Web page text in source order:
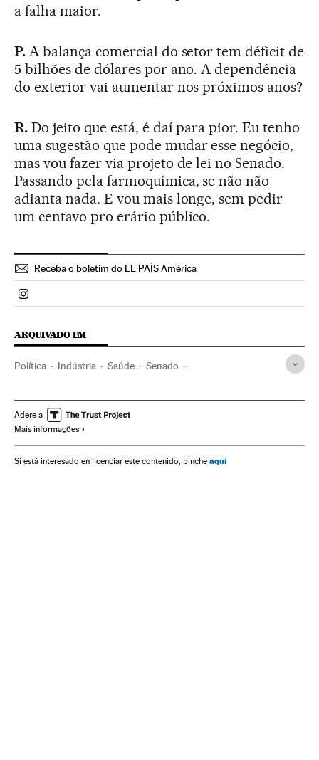
a falha maior.
P. A balança comercial do setor tem déficit de
5 bilhões de dólares por ano. A dependência
do exterior vai aumentar nos próximos anos?
R.Do jeito que está, é daí para pior. Eu tenho
uma sugestão que pode mudar esse negócio,
mas vou fazer via projeto de lei no Senado.
Passando pela farmoquímica, se não não
adianta nada. E vou mais longe, sem pedir
um centavo pro erário público.
Receba o boletim do EL PAÍS América
Politica El País Brasil en Instagram
ARQUIVADO EM
Política Indústria Saúde Senado
América do Sul América Latina
Adere a
Mais informações
Si está interesado en licenciar este contenido, pinche aquí